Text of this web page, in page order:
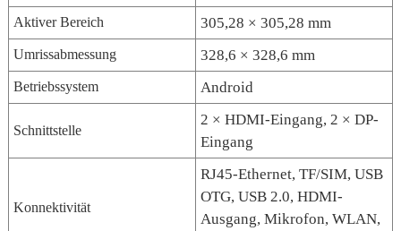
Aktiver Bereich 305,28 × 305,28 mm
Umrissabmessung 328,6 × 328,6 mm
Betriebssystem Android
Schnittstelle
2 × HDMI-Eingang, 2 × DP-
Eingang
Konnektivität
RJ45-Ethernet, TF/SIM, USB
OTG, USB 2.0, HDMI-
Ausgang, Mikrofon, WLAN,